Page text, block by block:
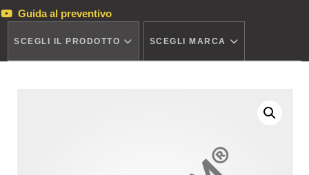
Guida al preventivo
SCEGLI IL PRODOTTO SCEGLI MARCA